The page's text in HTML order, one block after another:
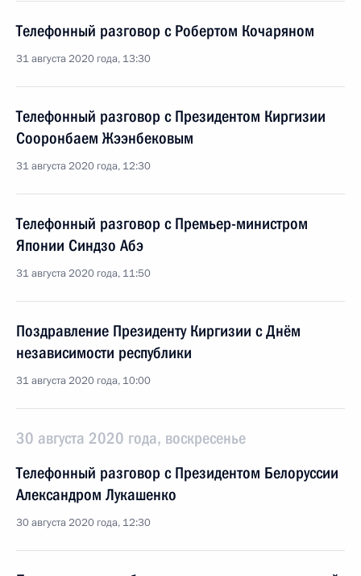
Телефонный разговор с Робертом Кочаряном
31 августа 2020 года, 13:30
Телефонный разговор с Президентом Киргизии
Сооронбаем Жээнбековым
31 августа 2020 года, 12:30
Телефонный разговор с Премьер-министром
Японии Синдзо Абэ
31 августа 2020 года, 11:50
Поздравление Президенту Киргизии с Днём
независимости республики
31 августа 2020 года, 10:00
30 августа 2020 года, воскресенье
Телефонный разговор с Президентом Белоруссии
Александром Лукашенко
30 августа 2020 года, 12:30